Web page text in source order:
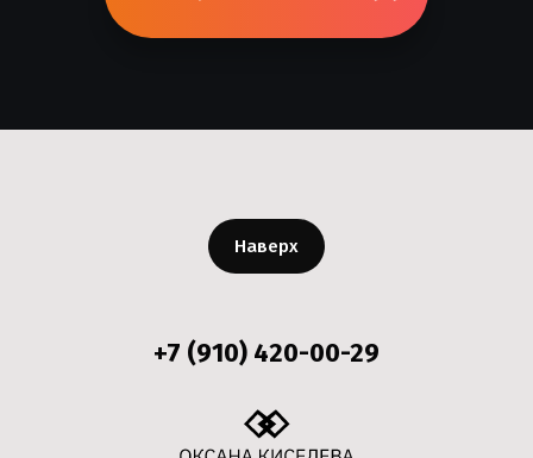
Наверх
+7 (910) 420-00-29